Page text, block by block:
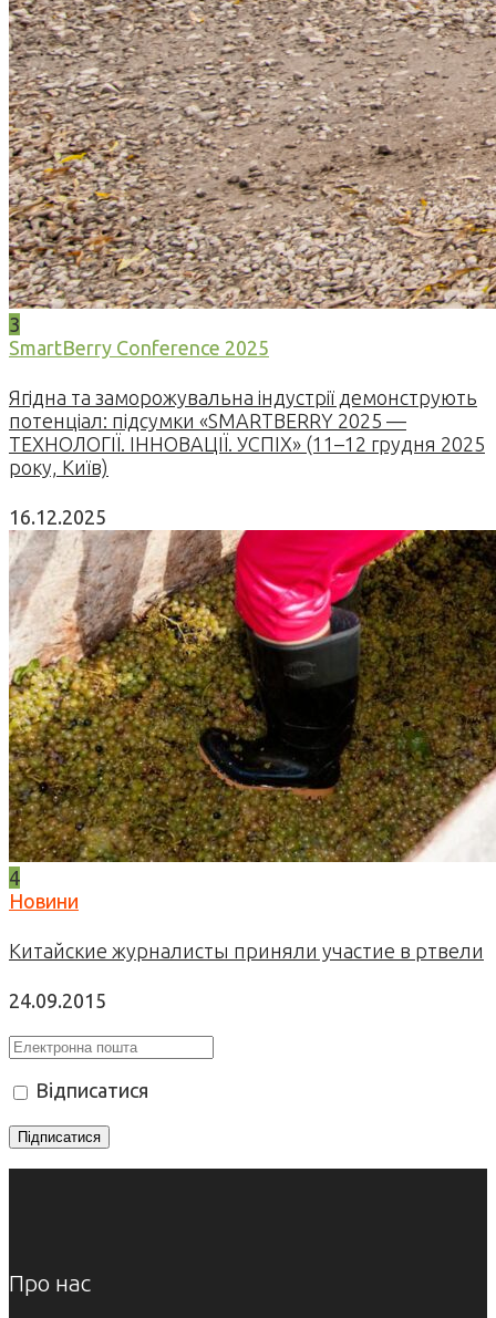
3
SmartBerry Conference 2025
Ягідна та заморожувальна індустрії демонструють
потенціал: підсумки «SMARTBERRY 2025 —
ТЕХНОЛОГІЇ. ІННОВАЦІЇ. УСПІХ» (11–12 грудня 2025
року, Київ)
16.12.2025
4
Новини
Китайские журналисты приняли участие в ртвели
24.09.2015
Відписатися
Про нас